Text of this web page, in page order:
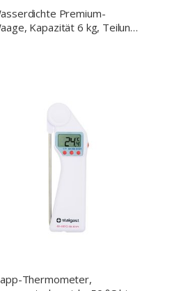
Premium-
Kapazität 6 kg, Teilung
Thermometer,